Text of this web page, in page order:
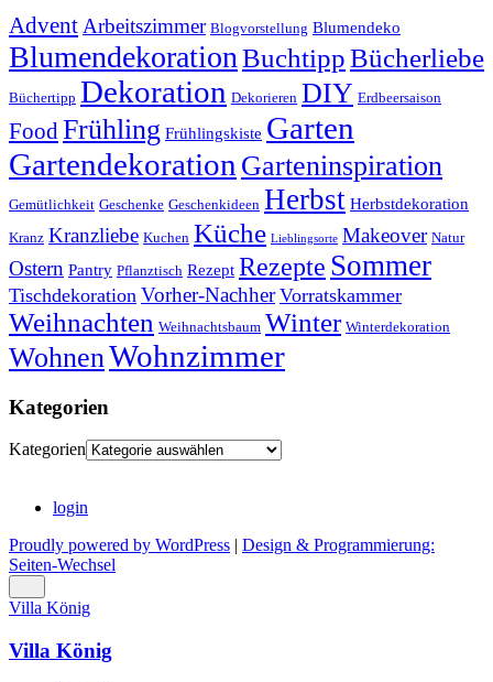
Advent Arbeitszimmer Blogvorstellung Blumendeko
Blumendekoration BuchtippBücherliebe
Büchertipp Dekoration Dekorieren DIY Erdbeersaison
FoodFrühling Frühlingskiste Garten
Gartendekoration Garteninspiration
Gemütlichkeit Geschenke Geschenkideen Herbst Herbstdekoration
Kranz Kranzliebe Kuchen Küche Lieblingsorte Makeover Natur
Ostern Pantry Pflanztisch Rezept Rezepte Sommer
Tischdekoration Vorher-Nachher Vorratskammer
Weihnachten Weihnachtsbaum Winter Winterdekoration
WohnenWohnzimmer
Kategorien
Kategorien
login
Proudly powered by WordPress
Design & Programmierung:
Seiten-Wechsel
Villa König
Villa König